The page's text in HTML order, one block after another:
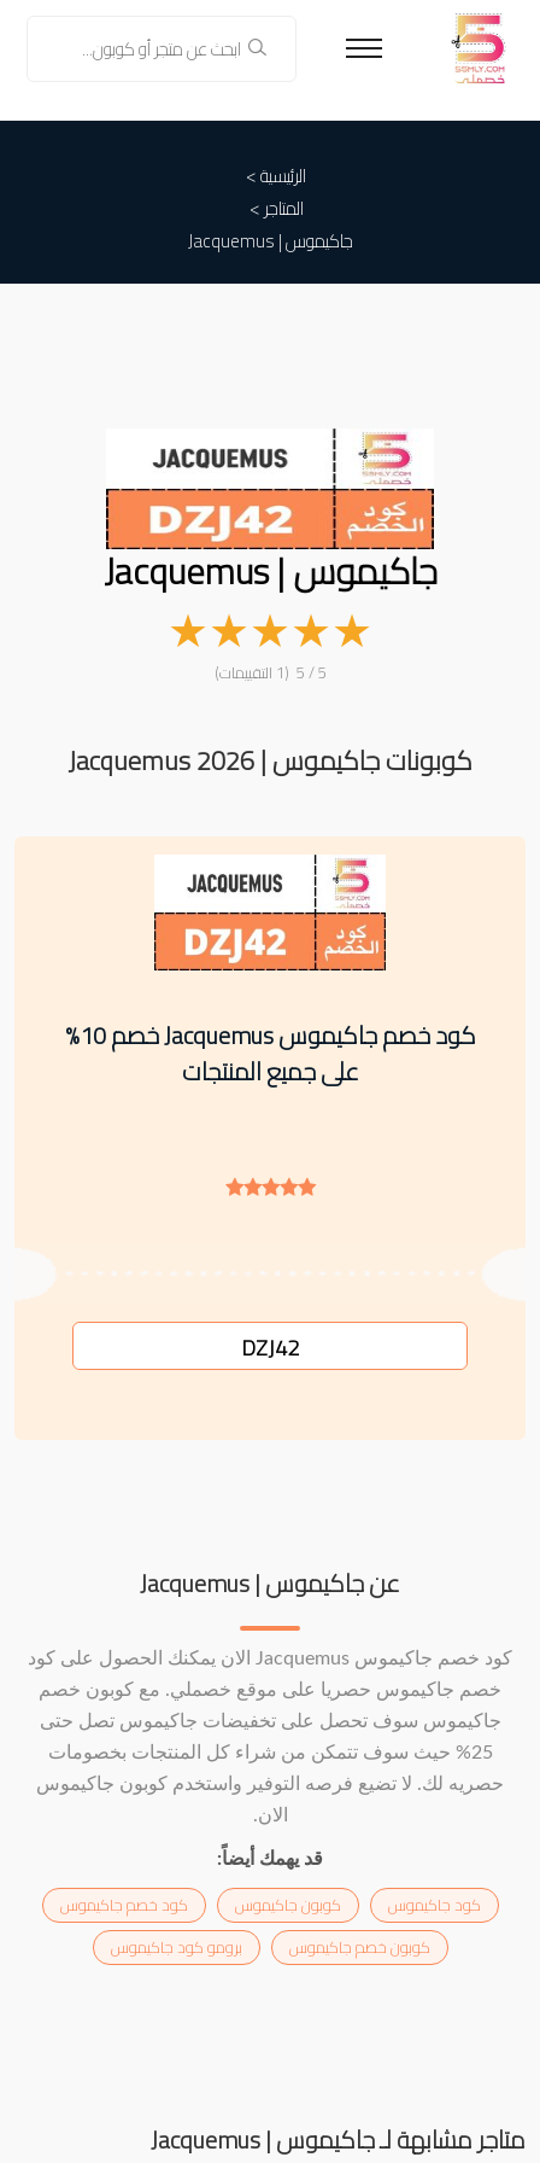
الرئيسية >
المتاجر >
جاكيموس | Jacquemus
جاكيموس | Jacquemus
★
★
★
★
★ 5 / 5 (1 التقييمات)
كوبونات جاكيموس | Jacquemus 2026
كود خصم جاكيموس Jacquemus خصم 10%
على جميع المنتجات
DZJ42
عن جاكيموس | Jacquemus
كود خصم جاكيموس Jacquemus الان يمكنك الحصول على كود
خصم جاكيموس حصريا على موقع خصملي. مع كوبون خصم
جاكيموس سوف تحصل على تخفيضات جاكيموس تصل حتى
25% حيث سوف تتمكن من شراء كل المنتجات بخصومات
حصريه لك. لا تضيع فرصه التوفير واستخدم كوبون جاكيموس
الان.
قد يهمك أيضاً:
كود جاكيموس كوبون جاكيموس
كود خصم جاكيموس
كوبون خصم جاكيموس
برومو كود جاكيموس
متاجر مشابهة لـ جاكيموس | Jacquemus